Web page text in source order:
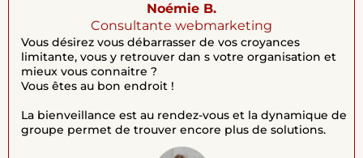
Noémie B.
Consultante webmarketing
Vous désirez vous débarrasser de vos croyances
limitante, vous y retrouver dan s votre organisation et
mieux vous connaitre ?
Vous êtes au bon endroit !
La bienveillance est au rendez-vous et la dynamique de
groupe permet de trouver encore plus de solutions.